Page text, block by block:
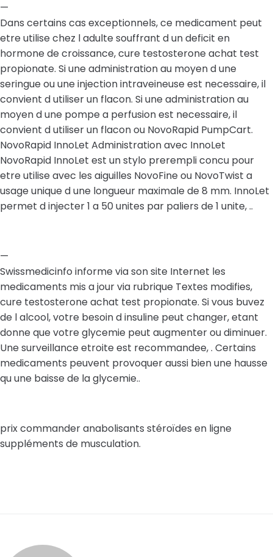
—
Dans certains cas exceptionnels, ce medicament peut
etre utilise chez l adulte souffrant d un deficit en
hormone de croissance, cure testosterone achat test
propionate. Si une administration au moyen d une
seringue ou une injection intraveineuse est necessaire, il
convient d utiliser un flacon. Si une administration au
moyen d une pompe a perfusion est necessaire, il
convient d utiliser un flacon ou NovoRapid PumpCart.
NovoRapid InnoLet Administration avec InnoLet
NovoRapid InnoLet est un stylo prerempli concu pour
etre utilise avec les aiguilles NovoFine ou NovoTwist a
usage unique d une longueur maximale de 8 mm. InnoLet
permet d injecter 1 a 50 unites par paliers de 1 unite, ..
—
Swissmedicinfo informe via son site Internet les
medicaments mis a jour via rubrique Textes modifies,
cure testosterone achat test propionate. Si vous buvez
de l alcool, votre besoin d insuline peut changer, etant
donne que votre glycemie peut augmenter ou diminuer.
Une surveillance etroite est recommandee, . Certains
medicaments peuvent provoquer aussi bien une hausse
qu une baisse de la glycemie..
prix commander anabolisants stéroïdes en ligne
suppléments de musculation.